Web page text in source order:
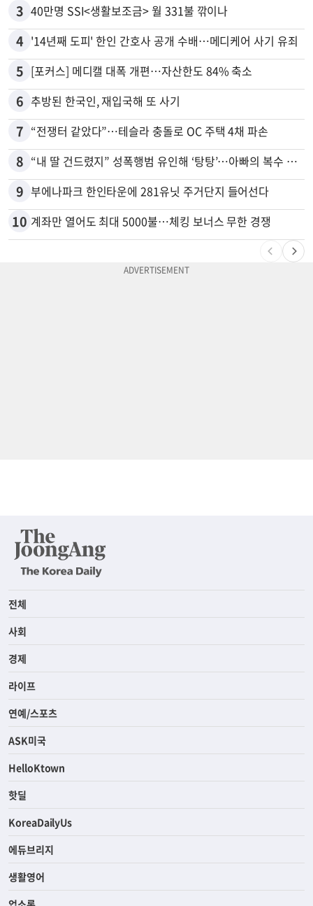
3 40만명 SSI<생활보조금> 월 331불 깎이나
4 '14년째 도피' 한인 간호사 공개 수배…메디케어 사기 유죄
5 [포커스] 메디캘 대폭 개편…자산한도 84% 축소
6 추방된 한국인, 재입국해 또 사기
7 “전쟁터 같았다”…테슬라 충돌로 OC 주택 4채 파손
8 “내 딸 건드렸지” 성폭행범 유인해 ‘탕탕’…아빠의 복수 결말
9 부에나파크 한인타운에 281유닛 주거단지 들어선다
10 계좌만 열어도 최대 5000불…체킹 보너스 무한 경쟁
전체
사회
경제
라이프
연예/스포츠
ASK미국
HelloKtown
핫딜
KoreaDailyUs
에듀브리지
생활영어